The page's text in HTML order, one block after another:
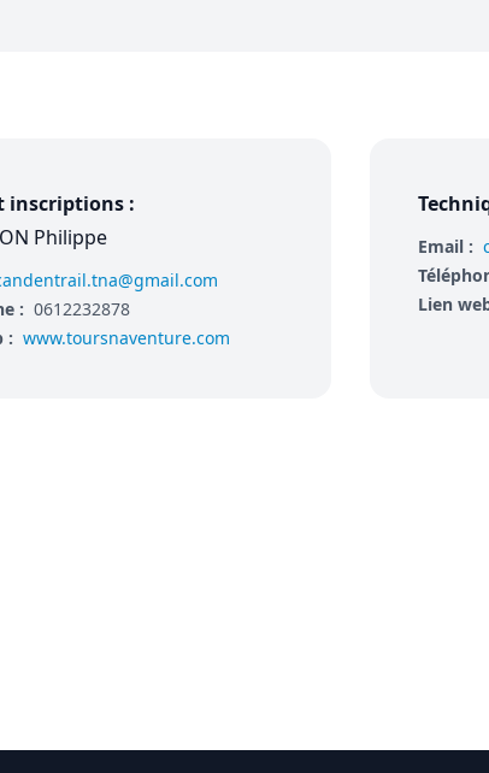
inscriptions :
Philippe
: 0612232878
: www.toursnaventure.com
Email :
Lien